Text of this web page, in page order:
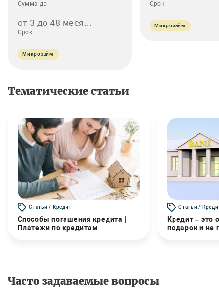
Сумма до
от 3 до 48 меся...
Срок
Микрозайм
Срок
Микрозайм
Тематические статьи
Статьи / Кредит
Способы погашения кредита |
Платежи по кредитам
Статьи /
Кредит – это
подарок и не
Часто задаваемые вопросы